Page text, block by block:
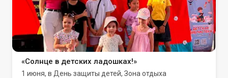
«Солнце в детских ладошках!»
1 июня, в День защиты детей, Зона отдыха